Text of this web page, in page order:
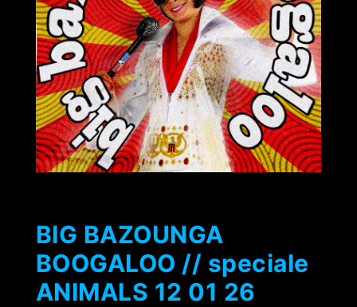
BIG BAZOUNGA
BOOGALOO // speciale
ANIMALS 12 01 26